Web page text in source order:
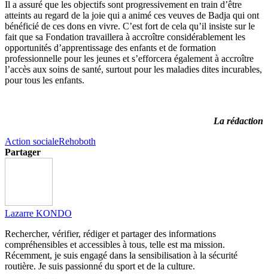
Il a assuré que les objectifs sont progressivement en train d’être
atteints au regard de la joie qui a animé ces veuves de Badja qui ont
bénéficié de ces dons en vivre. C’est fort de cela qu’il insiste sur le
fait que sa Fondation travaillera à accroître considérablement les
opportunités d’apprentissage des enfants et de formation
professionnelle pour les jeunes et s’efforcera également à accroître
l’accès aux soins de santé, surtout pour les maladies dites incurables,
pour tous les enfants.
La rédaction
Action socialeRehoboth
Partager
Lazarre KONDO
Rechercher, vérifier, rédiger et partager des informations
compréhensibles et accessibles à tous, telle est ma mission.
Récemment, je suis engagé dans la sensibilisation à la sécurité
routière. Je suis passionné du sport et de la culture.